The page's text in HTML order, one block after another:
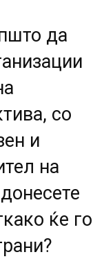
да
со
и
на
ќе го